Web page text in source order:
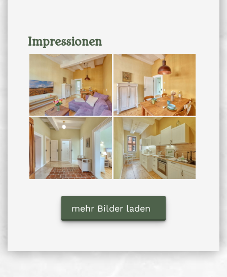
Impressionen
mehr Bilder laden